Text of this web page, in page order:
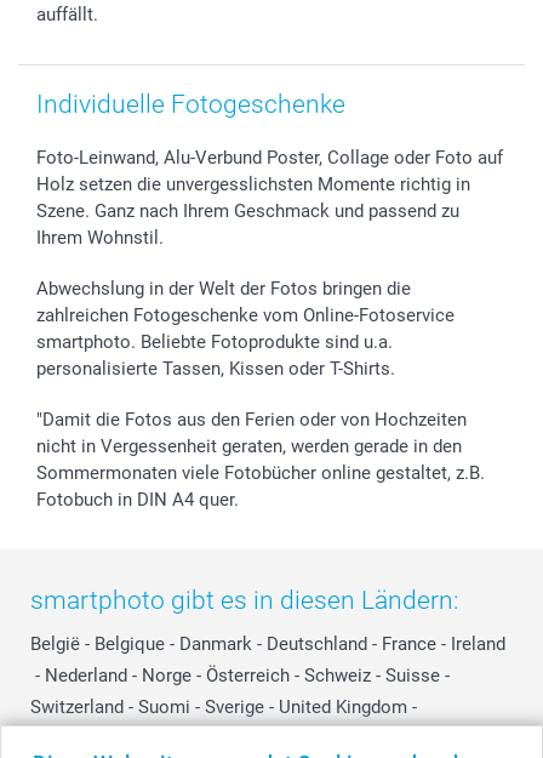
auffällt.
Individuelle Fotogeschenke
Foto-Leinwand, Alu-Verbund Poster, Collage oder Foto auf
Holz setzen die unvergesslichsten Momente richtig in
Szene. Ganz nach Ihrem Geschmack und passend zu
Ihrem Wohnstil.
Abwechslung in der Welt der Fotos bringen die
zahlreichen Fotogeschenke vom Online-Fotoservice
smartphoto. Beliebte Fotoprodukte sind u.a.
personalisierte Tassen, Kissen oder T-Shirts.
"Damit die Fotos aus den Ferien oder von Hochzeiten
nicht in Vergessenheit geraten, werden gerade in den
Sommermonaten viele Fotobücher online gestaltet, z.B.
Fotobuch in DIN A4 quer.
smartphoto gibt es in diesen Ländern:
België - Belgique - Danmark - Deutschland - France - Ireland
- Nederland - Norge - Österreich - Schweiz - Suisse -
Switzerland - Suomi - Sverige - United Kingdom -
Other Countries